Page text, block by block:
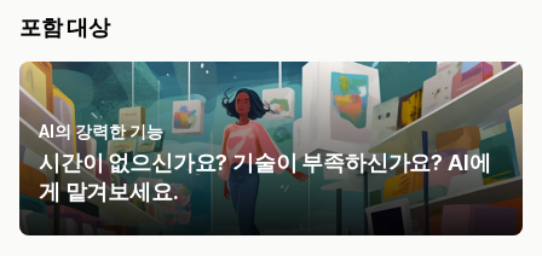
포함 대상
AI의 강력한 기능
시간이 없으신가요? 기술이 부족하신가요? AI에
게 맡겨보세요.